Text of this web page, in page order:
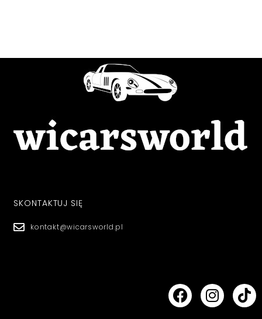
SKONTAKTUJ SIĘ
kontakt@wicarsworld.pl